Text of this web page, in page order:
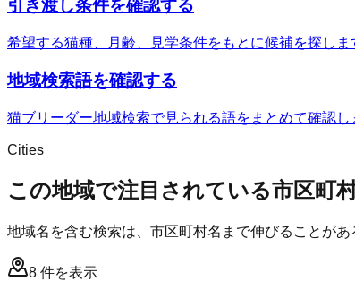
引き渡し条件を確認する
希望する猫種、月齢、見学条件をもとに候補を探しま
地域検索語を確認する
猫ブリーダー地域検索で見られる語をまとめて確認し
Cities
この地域で注目されている市区町
地域名を含む検索は、市区町村名まで伸びることが
8 件を表示